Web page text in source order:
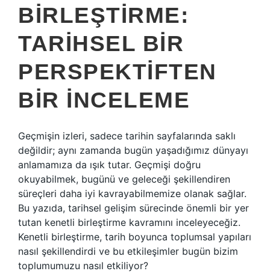
BIRLEŞTIRME:
TARIHSEL BIR
PERSPEKTIFTEN
BIR İNCELEME
Geçmişin izleri, sadece tarihin sayfalarında saklı
değildir; aynı zamanda bugün yaşadığımız dünyayı
anlamamıza da ışık tutar. Geçmişi doğru
okuyabilmek, bugünü ve geleceği şekillendiren
süreçleri daha iyi kavrayabilmemize olanak sağlar.
Bu yazıda, tarihsel gelişim sürecinde önemli bir yer
tutan kenetli birleştirme kavramını inceleyeceğiz.
Kenetli birleştirme, tarih boyunca toplumsal yapıları
nasıl şekillendirdi ve bu etkileşimler bugün bizim
toplumumuzu nasıl etkiliyor?